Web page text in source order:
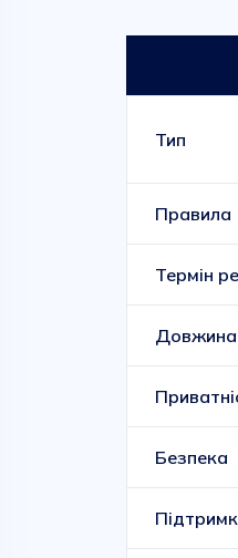
Тип
Правила
Термін
Довжина
Безпека